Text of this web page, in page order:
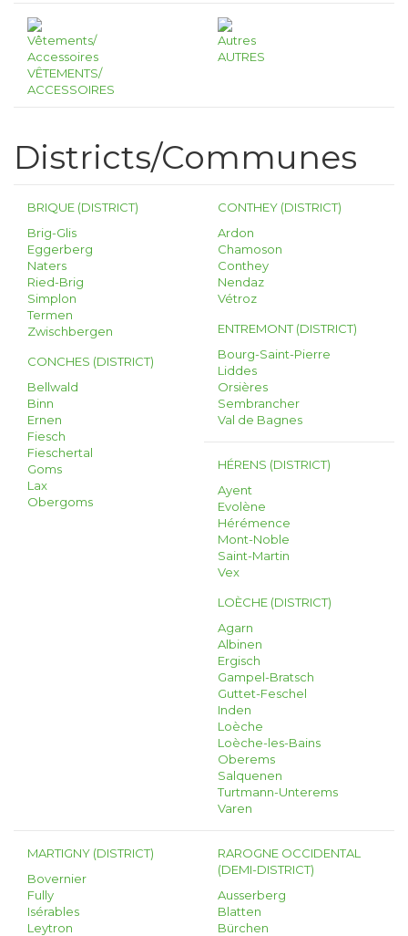
VÊTEMENTS/
ACCESSOIRES
AUTRES
Districts/Communes
BRIQUE (DISTRICT)
Brig-Glis
Eggerberg
Naters
Ried-Brig
Simplon
Termen
Zwischbergen
CONCHES (DISTRICT)
Bellwald
Binn
Ernen
Fiesch
Fieschertal
Goms
Lax
Obergoms
CONTHEY (DISTRICT)
Ardon
Chamoson
Conthey
Nendaz
Vétroz
ENTREMONT (DISTRICT)
Bourg-Saint-Pierre
Liddes
Orsières
Sembrancher
Val de Bagnes
HÉRENS (DISTRICT)
Ayent
Evolène
Hérémence
Mont-Noble
Saint-Martin
Vex
LOÈCHE (DISTRICT)
Agarn
Albinen
Ergisch
Gampel-Bratsch
Guttet-Feschel
Inden
Loèche
Loèche-les-Bains
Oberems
Salquenen
Turtmann-Unterems
Varen
MARTIGNY (DISTRICT)
Bovernier
Fully
Isérables
Leytron
RAROGNE OCCIDENTAL
(DEMI-DISTRICT)
Ausserberg
Blatten
Bürchen